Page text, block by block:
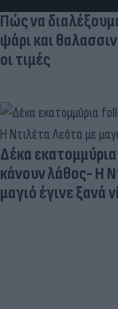
Πώς να
ψάρι και
οι τιμές
Δέκα
κάνουν λάθος- Η
μαγιό έγινε ξανά